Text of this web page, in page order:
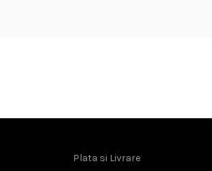
Plata si Livrare